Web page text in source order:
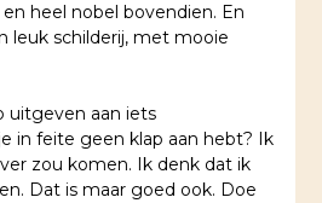
heel nobel bovendien. En
leuk schilderij, met mooie
uitgeven aan iets
in feite geen klap aan hebt? Ik
zou komen. Ik denk dat ik
Dat is maar goed ook. Doe